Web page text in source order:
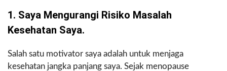
1. Saya Mengurangi Risiko Masalah
Kesehatan Saya.
Salah satu motivator saya adalah untuk menjaga
kesehatan jangka panjang saya. Sejak menopause